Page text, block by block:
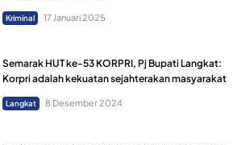
Kriminal 17 Januari 2025
Semarak HUT ke-53 KORPRI, Pj Bupati Langkat:
Korpri adalah kekuatan sejahterakan masyarakat
Langkat 8 Desember 2024